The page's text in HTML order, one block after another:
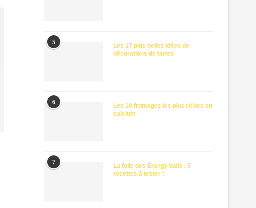
5
Les 17 plus belles idées de
décorations de tartes
6
Les 10 fromages les plus riches en
calcium
7
La folie des Energy balls : 5
recettes à tester !